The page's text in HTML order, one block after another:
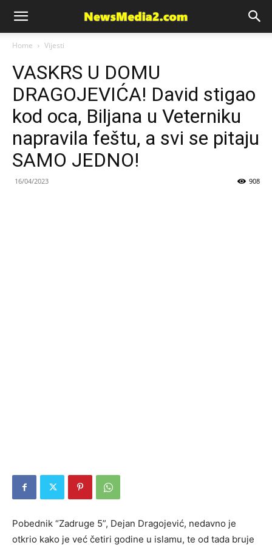
News
Media
Home Vijesti
VASKRS U DOMU
DRAGOJEVIĆA! David stigao
kod oca, Biljana u Veterniku
napravila feštu, a svi se pitaju
SAMO JEDNO!
16/04/2023 908
Pobednik “Zadruge 5”, Dejan Dragojević, nedavno je
otkrio kako je već četiri godine u islamu, te od tada bruje